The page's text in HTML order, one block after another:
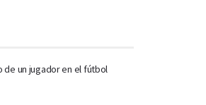
de un jugador en el fútbol